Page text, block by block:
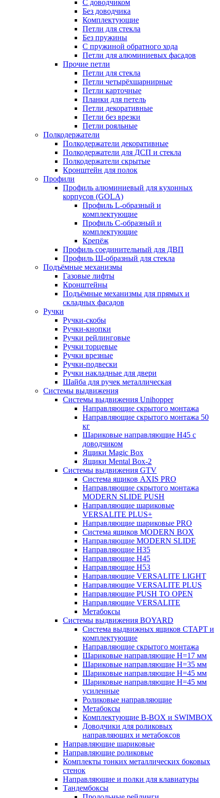
С доводчиком
Без доводчика
Комплектующие
Петли для стекла
Без пружины
С пружиной обратного хода
Петли для алюминиевых фасадов
Прочие петли
Петли для стекла
Петли четырёхшарнирные
Петли карточные
Планки для петель
Петли декоративные
Петли без врезки
Петли рояльные
Полкодержатели
Полкодержатели декоративные
Полкодержатели для ДСП и стекла
Полкодержатели скрытые
Кронштейн для полок
Профили
Профиль алюминиевый для кухонных
корпусов (GOLA)
Профиль L-образный и
комплектующие
Профиль C-образный и
комплектующие
Крепёж
Профиль соединительный для ДВП
Профиль Ш-образный для стекла
Подъёмные механизмы
Газовые лифты
Кронштейны
Подъёмные механизмы для прямых и
складных фасадов
Ручки
Ручки-скобы
Ручки-кнопки
Ручки рейлинговые
Ручки торцевые
Ручки врезные
Ручки-подвески
Ручки накладные для двери
Шайба для ручек металлическая
Системы выдвижения
Системы выдвижения Unihopper
Направляющие скрытого монтажа
Направляющие скрытого монтажа 50
кг
Шариковые направляющие H45 с
доводчиком
Ящики Magic Box
Ящики Mental Box-2
Системы выдвижения GTV
Система ящиков AXIS PRO
Направляющие скрытого монтажа
MODERN SLIDE PUSH
Направляющие шариковые
VERSALITE PLUS+
Направляющие шариковые PRO
Система ящиков MODERN BOX
Направляющие MODERN SLIDE
Направляющие H35
Направляющие H45
Направляющие H53
Направляющие VERSALITE LIGHT
Направляющие VERSALITE PLUS
Направляющие PUSH TO OPEN
Направляющие VERSALITE
Метабоксы
Системы выдвижения BOYARD
Система выдвижных ящиков СТАРТ и
комплектующие
Направляющие скрытого монтажа
Шариковые направляющие H=17 мм
Шариковые направляющие H=35 мм
Шариковые направляющие H=45 мм
Шариковые направляющие H=45 мм
усиленные
Роликовые направляющие
Метабоксы
Комплектующие B-BOX и SWIMBOX
Доводчики для роликовых
направляющих и метабоксов
Направляющие шариковые
Направляющие роликовые
Комплекты тонких металлических боковых
стенок
Направляющие и полки для клавиатуры
Тандембоксы